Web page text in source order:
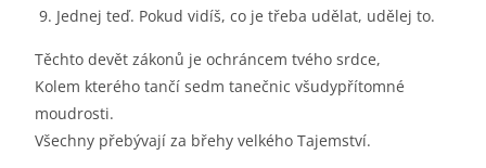
Jednej teď. Pokud vidíš, co je třeba udělat, udělej to.
Těchto devět zákonů je ochráncem tvého srdce,
Kolem kterého tančí sedm tanečnic všudypřítomné
moudrosti.
Všechny přebývají za břehy velkého Tajemství.